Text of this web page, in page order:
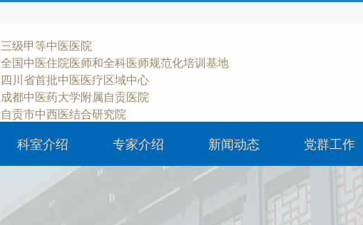
三级甲等中医医院
全国中医住院医师和全科医师规范化培训基地
四川省首批中医医疗区域中心
成都中医药大学附属自贡医院
自贡市中西医结合研究院
科室介绍 专家介绍 新闻动态 党群工作